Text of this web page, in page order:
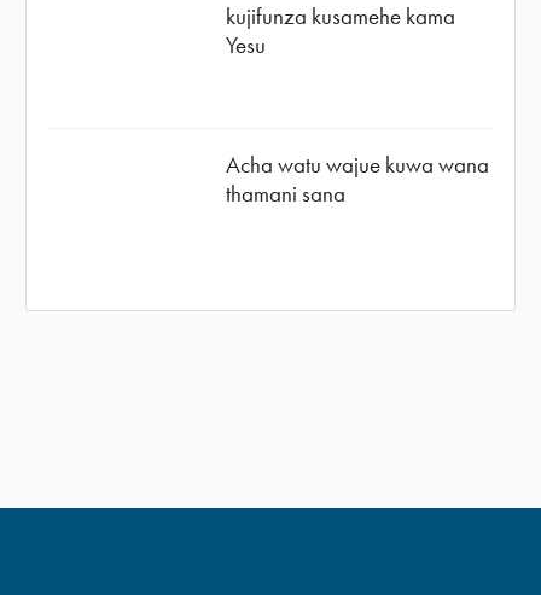
kujifunza kusamehe kama
Yesu
Acha watu wajue kuwa wana
thamani sana